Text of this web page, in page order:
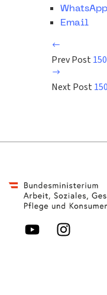
WhatsApp
Email
Prev Post
Next Post